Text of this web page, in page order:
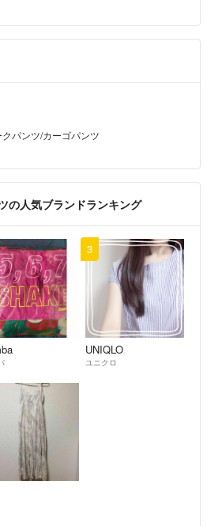
クパンツ/カーゴパンツ
の人気ブランドランキング
3
UNIQLO
ユニクロ